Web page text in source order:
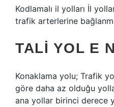
Kodlamalı il yolları İl
trafik arterlerine
TALI YOL E
Konaklama yolu; Trafik
göre daha az olduğu
ana yollar birinci derece